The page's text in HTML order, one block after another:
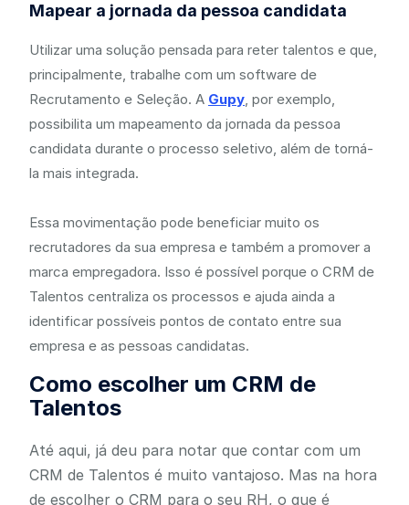
Mapear a jornada da pessoa candidata
Utilizar uma solução pensada para reter talentos e que,
principalmente, trabalhe com um software de
Recrutamento e Seleção. A Gupy, por exemplo,
possibilita um mapeamento da jornada da pessoa
candidata durante o processo seletivo, além de torná-
la mais integrada.
Essa movimentação pode beneficiar muito os
recrutadores da sua empresa e também a promover a
marca empregadora. Isso é possível porque o CRM de
Talentos centraliza os processos e ajuda ainda a
identificar possíveis pontos de contato entre sua
empresa e as pessoas candidatas.
Como escolher um CRM de
Talentos
Até aqui, já deu para notar que contar com um
CRM de Talentos é muito vantajoso. Mas na hora
de escolher o CRM para o seu RH, o que é